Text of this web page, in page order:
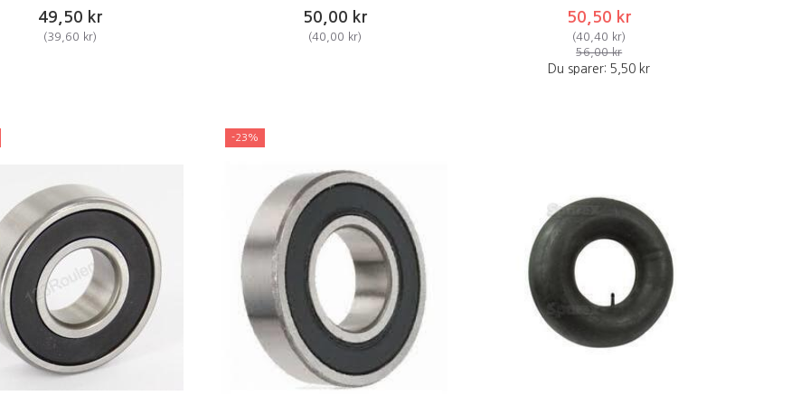
49,50 kr
(39,60 kr)
50,00 kr
(40,00 kr)
50,50 kr
(40,40 kr)
56,00 kr
Du sparer: 5,50 kr
-23%